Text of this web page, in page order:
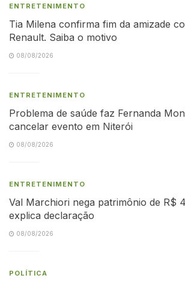
ENTRETENIMENTO
Tia Milena confirma fim da amizade
Renault. Saiba o motivo
08/08/2026
ENTRETENIMENTO
Problema de saúde faz Fernanda
cancelar evento em Niterói
08/08/2026
ENTRETENIMENTO
Val Marchiori nega patrimônio de R$
explica declaração
08/08/2026
POLÍTICA